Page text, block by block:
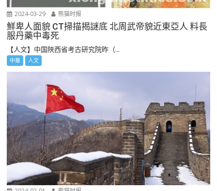
2024-03-29 熊猫时报
鮮卑人面貌 CT掃描揭謎底 北周武帝貌近東亞人 料長
服丹藥中毒死
【人文】中国陜西省考古研究院昨（...
中華 人文